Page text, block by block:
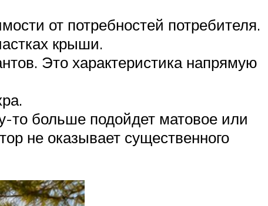
от потребностей потребителя.
крыши.
Это характеристика напрямую
то больше подойдет матовое или
не оказывает существенного